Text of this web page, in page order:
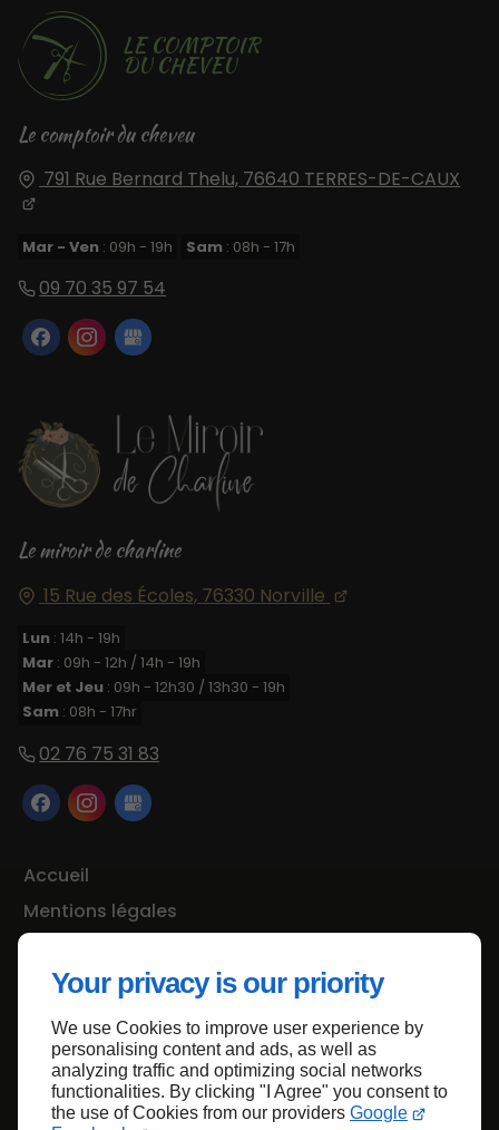
Your privacy is our priority
We use Cookies to improve user experience by
personalising content and ads, as well as
analyzing traffic and optimizing social networks
functionalities. By clicking "I Agree" you consent to
the use of Cookies from our providers Google
LE COMPTOIR
DU CHEVEU
Le comptoir du cheveu
791 Rue Bernard Thelu, 76640 TERRES-DE-CAUX
Mar - Ven : 09h - 19h Sam : 08h - 17h
09 70 35 97 54
Le miroir de charline
15 Rue des Écoles, 76330 Norville
Lun : 14h - 19h
Mar : 09h - 12h / 14h - 19h
Mer et Jeu : 09h - 12h30 / 13h30 - 19h
Sam : 08h - 17hr
02 76 75 31 83
Accueil
Mentions légales
Haut de page